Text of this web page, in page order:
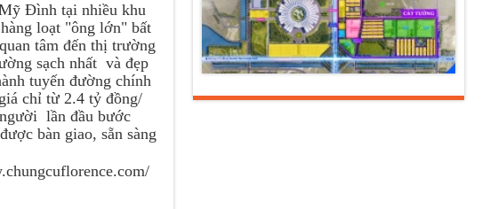
Đình tại nhiều khu
loạt "ông lớn" bất
tâm đến thị trường
sạch nhất và đẹp
tuyến đường chính
chỉ từ 2.4 tỷ đồng/
lần đầu bước
bàn giao, sẵn sàng